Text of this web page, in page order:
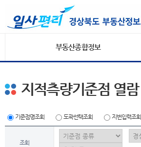
부동산종합정보
지적측량기준점 열람
기준점명조회 도곽선택조회 지번입력조회
조회